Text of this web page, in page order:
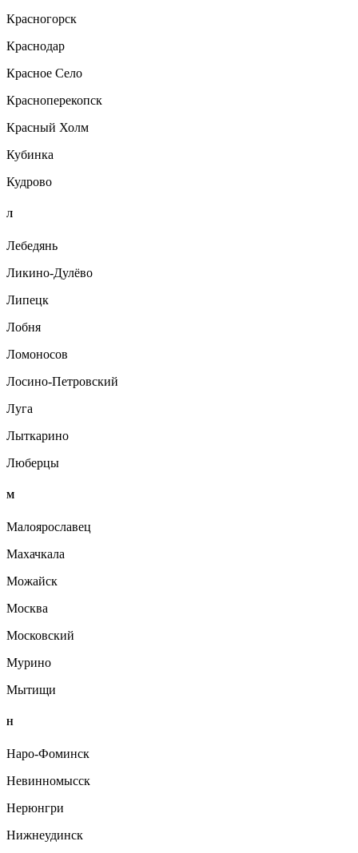
Красногорск
Краснодар
Красное Село
Красноперекопск
Красный Холм
Кубинка
Кудрово
Л
Лебедянь
Ликино-Дулёво
Липецк
Лобня
Ломоносов
Лосино-Петровский
Луга
Лыткарино
Люберцы
М
Малоярославец
Махачкала
Можайск
Москва
Московский
Мурино
Мытищи
Н
Наро-Фоминск
Невинномысск
Нерюнгри
Нижнеудинск